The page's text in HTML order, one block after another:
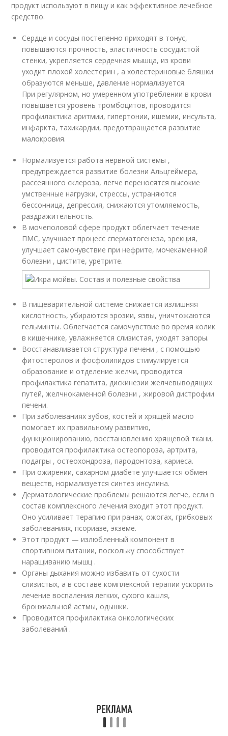
продукт используют в пищу и как эффективное лечебное
средство.
Сердце и сосуды постепенно приходят в тонус,
повышаются прочность, эластичность сосудистой
стенки, укрепляется сердечная мышца, из крови
уходит плохой холестерин , а холестериновые бляшки
образуются меньше, давление нормализуется.
При регулярном, но умеренном употреблении в крови
повышается уровень тромбоцитов, проводится
профилактика аритмии, гипертонии, ишемии, инсульта,
инфаркта, тахикардии, предотвращается развитие
малокровия.
Нормализуется работа нервной системы ,
предупреждается развитие болезни Альцгеймера,
рассеянного склероза, легче переносятся высокие
умственные нагрузки, стрессы, устраняются
бессонница, депрессия, снижаются утомляемость,
раздражительность.
В мочеполовой сфере продукт облегчает течение
ПМС, улучшает процесс сперматогенеза, эрекция,
улучшает самочувствие при нефрите, мочекаменной
болезни , цистите, уретрите.
В пищеварительной системе снижается излишняя
кислотность, убираются эрозии, язвы, уничтожаются
гельминты. Облегчается самочувствие во время колик
в кишечнике, увлажняется слизистая, уходят запоры.
Восстанавливается структура печени , с помощью
фитостеролов и фосфолипидов стимулируется
образование и отделение желчи, проводится
профилактика гепатита, дискинезии желчевыводящих
путей, желчнокаменной болезни , жировой дистрофии
печени.
При заболеваниях зубов, костей и хрящей масло
помогает их правильному развитию,
функционированию, восстановлению хрящевой ткани,
проводится профилактика остеопороза, артрита,
подагры , остеохондроза, пародонтоза, кариеса.
При ожирении, сахарном диабете улучшается обмен
веществ, нормализуется синтез инсулина.
Дерматологические проблемы решаются легче, если в
состав комплексного лечения входит этот продукт.
Оно усиливает терапию при ранах, ожогах, грибковых
заболеваниях, псориазе, экземе.
Этот продукт — излюбленный компонент в
спортивном питании, поскольку способствует
наращиванию мышц .
Органы дыхания можно избавить от сухости
слизистых, а в составе комплексной терапии ускорить
лечение воспаления легких, сухого кашля,
бронхиальной астмы, одышки.
Проводится профилактика онкологических
заболеваний .